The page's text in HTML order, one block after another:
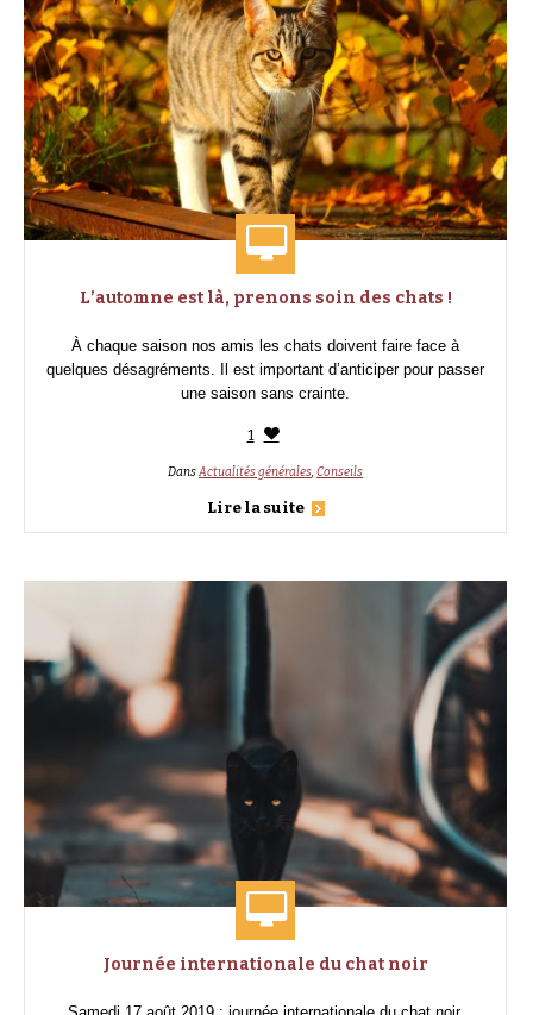
L’automne est là, prenons soin des chats !
À chaque saison nos amis les chats doivent faire face à
quelques désagréments. Il est important d’anticiper pour passer
une saison sans crainte.
1
DansActualités générales,Conseils
Lire la suite
Journée internationale du chat noir